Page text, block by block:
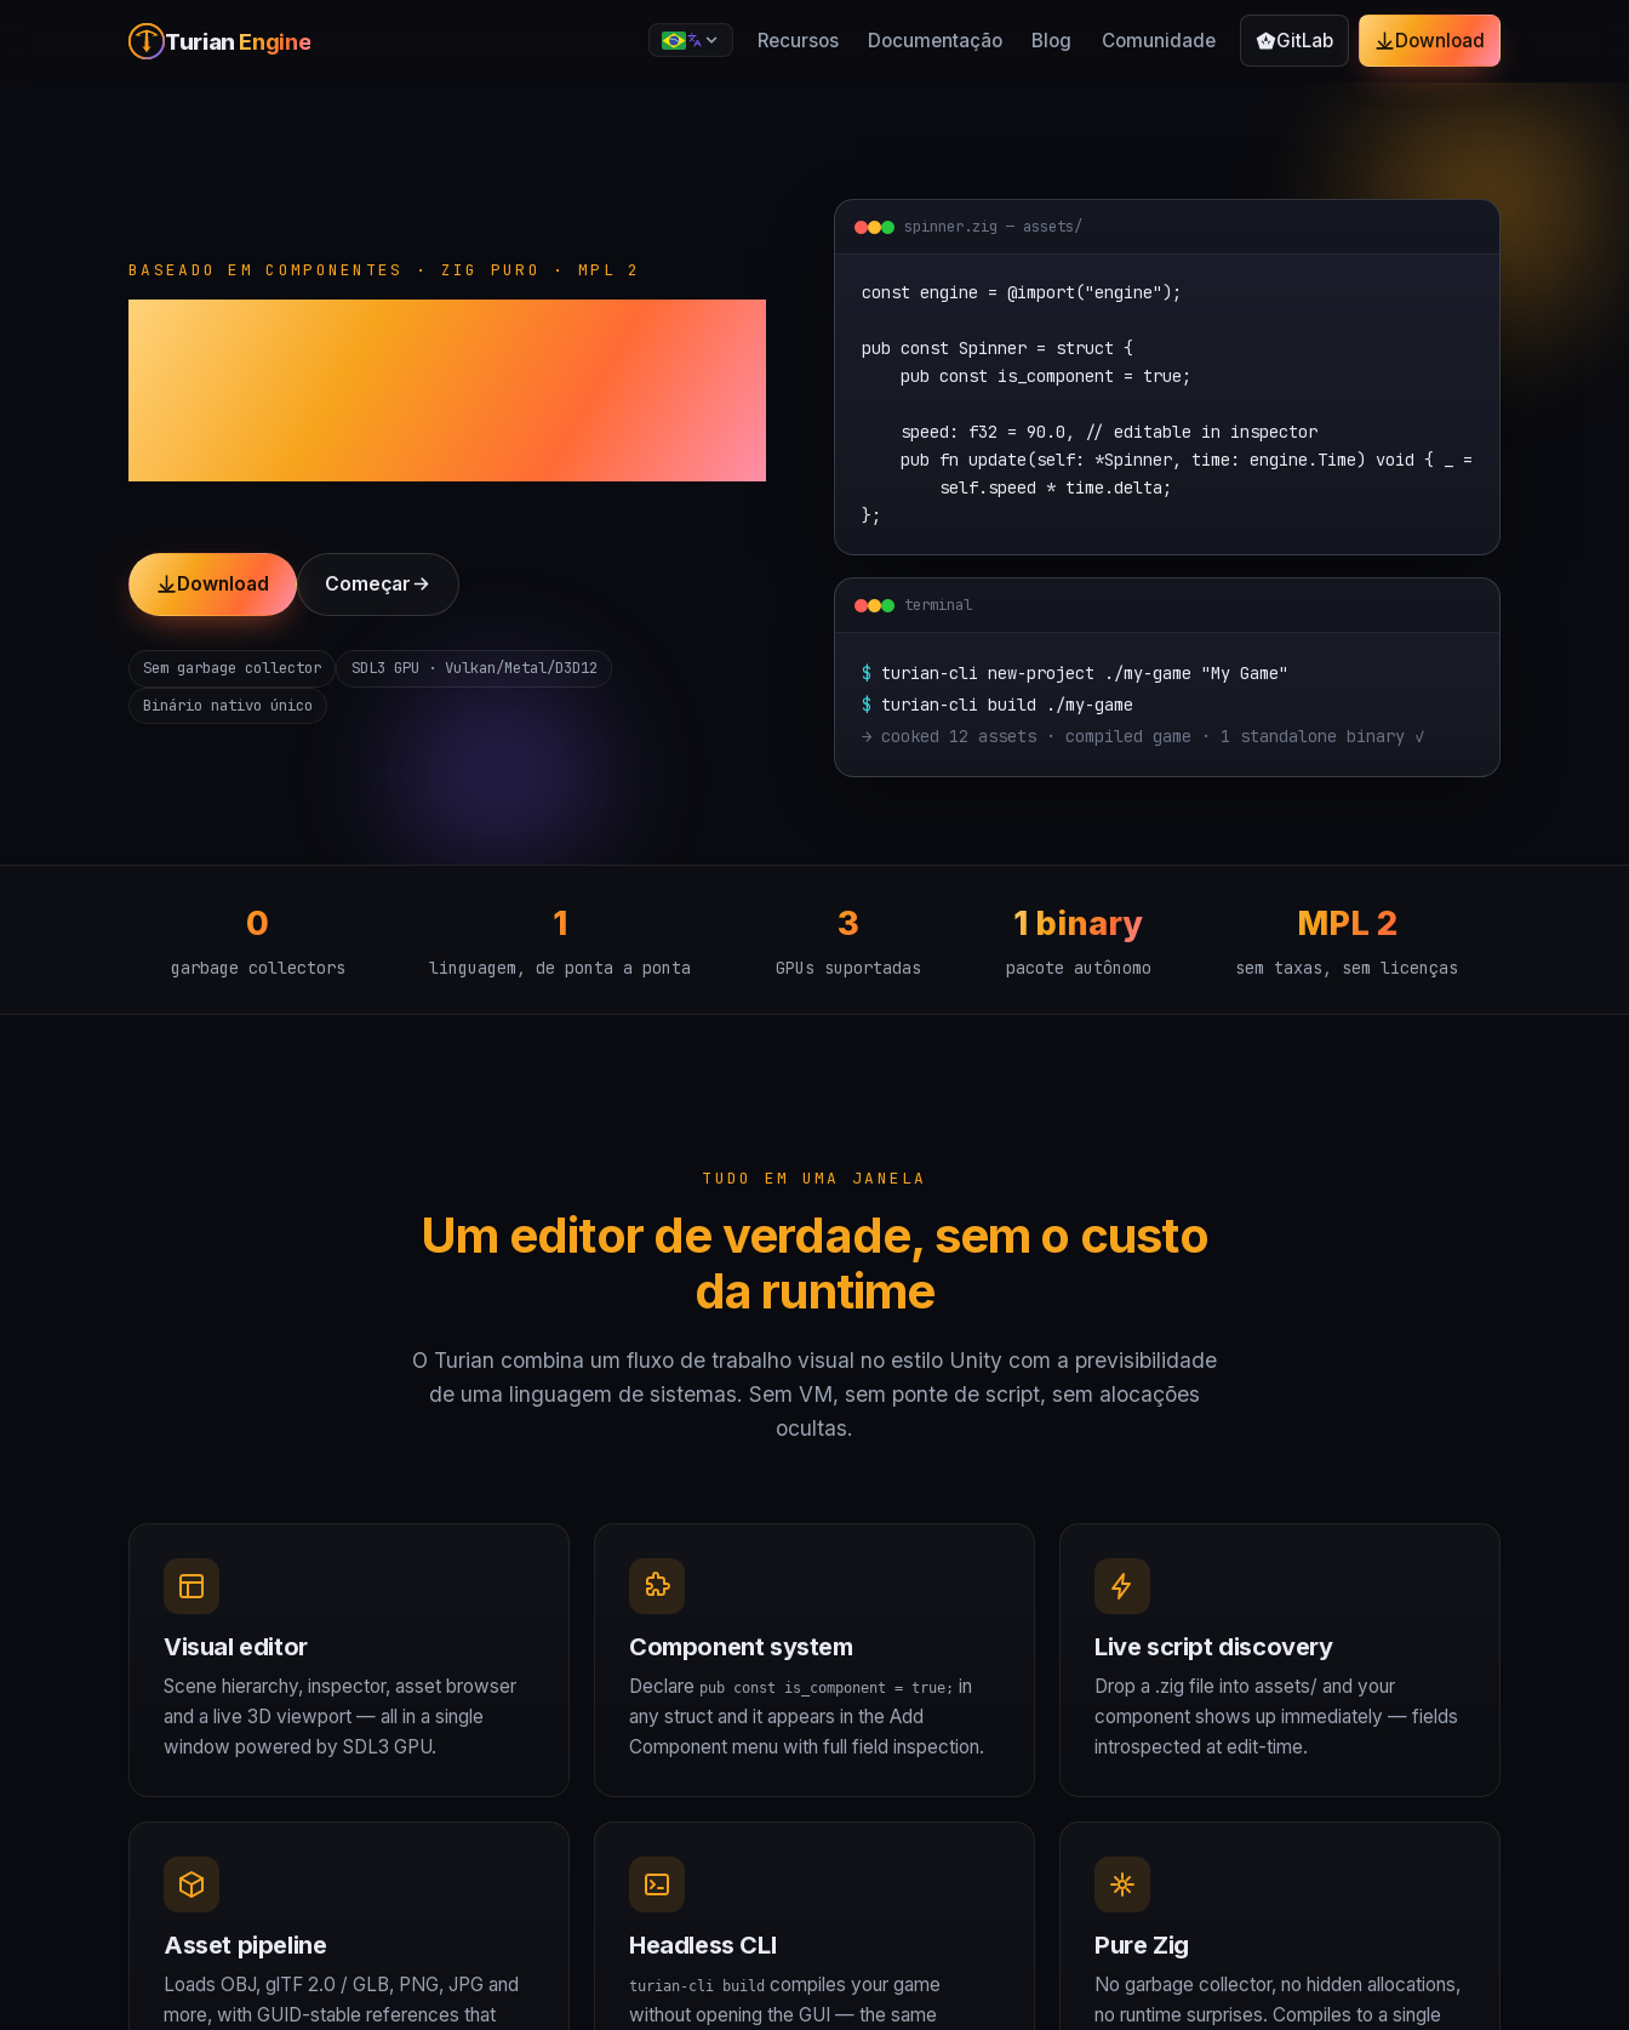
Turian Engine Recursos Documentação Blog Comunidade GitLab Download
BASEADO EM COMPONENTES · ZIG PURO · MPL 2
Download Começar
Sem garbage collector
SDL3 GPU · Vulkan/Metal/D3D12
Binário nativo único
spinner.zig — assets/
const engine = @import("engine");
pub const Spinner = struct {
    pub const is_component = true;
    speed: f32 = 90.0, // editable in inspector
    pub fn update(self: *Spinner, time: engine.Time) void { _ =
        self.speed * time.delta;
terminal
$ turian-cli new-project ./my-game "My Game"
$ turian-cli build ./my-game
→ cooked 12 assets · compiled game · 1 standalone binary ✓
0
garbage collectors
1
linguagem, de ponta a ponta
3
GPUs suportadas
1 binary
pacote autônomo
MPL 2
sem taxas, sem licenças
TUDO EM UMA JANELA
Um editor de verdade, sem o custo
da runtime
O Turian combina um fluxo de trabalho visual no estilo Unity com a previsibilidade
de uma linguagem de sistemas. Sem VM, sem ponte de script, sem alocações
ocultas.
Visual editor
Scene hierarchy, inspector, asset browser
and a live 3D viewport — all in a single
window powered by SDL3 GPU.
Component system
Declare pub const is_component = true; in
any struct and it appears in the Add
Component menu with full field inspection.
Live script discovery
Drop a .zig file into assets/ and your
component shows up immediately — fields
introspected at edit-time.
Asset pipeline
Loads OBJ, glTF 2.0 / GLB, PNG, JPG and
more, with GUID-stable references that
Headless CLI
turian-cli build compiles your game
without opening the GUI — the same
Pure Zig
No garbage collector, no hidden allocations,
no runtime surprises. Compiles to a single